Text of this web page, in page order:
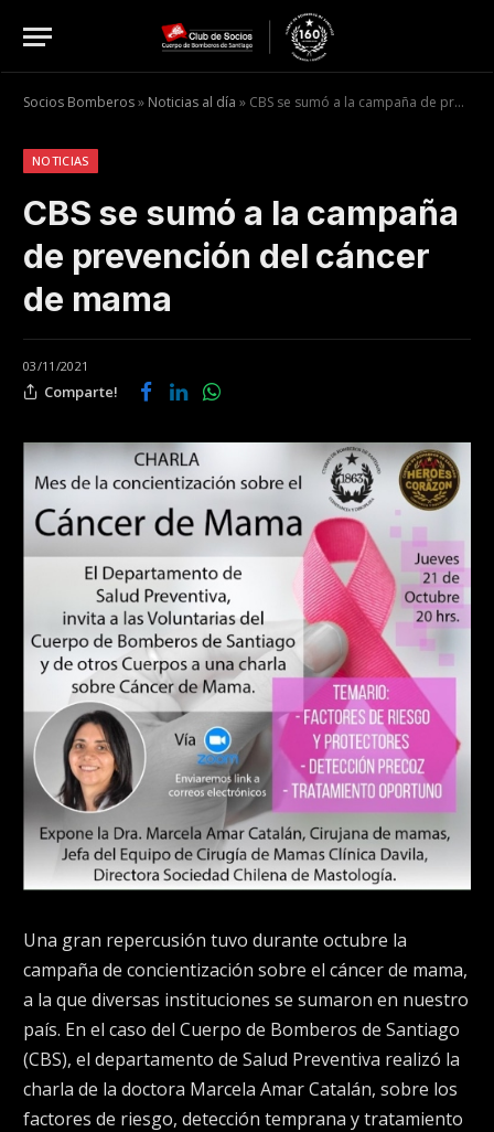
Socios Bomberos» Noticias al día » CBS se sumó a la campaña de prevención del cáncer de mama
NOTICIAS
CBS se sumó a la campaña
de prevención del cáncer
de mama
03/11/2021
Comparte!
Una gran repercusión tuvo durante octubre la
campaña de concientización sobre el cáncer de mama,
a la que diversas instituciones se sumaron en nuestro
país. En el caso del Cuerpo de Bomberos de Santiago
(CBS), el departamento de Salud Preventiva realizó la
charla de la doctora Marcela Amar Catalán, sobre los
factores de riesgo, detección temprana y tratamiento